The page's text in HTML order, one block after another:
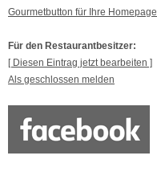
Gourmetbutton für Ihre Homepage
Für den Restaurantbesitzer:
[ Diesen Eintrag jetzt bearbeiten ]
Als geschlossen melden